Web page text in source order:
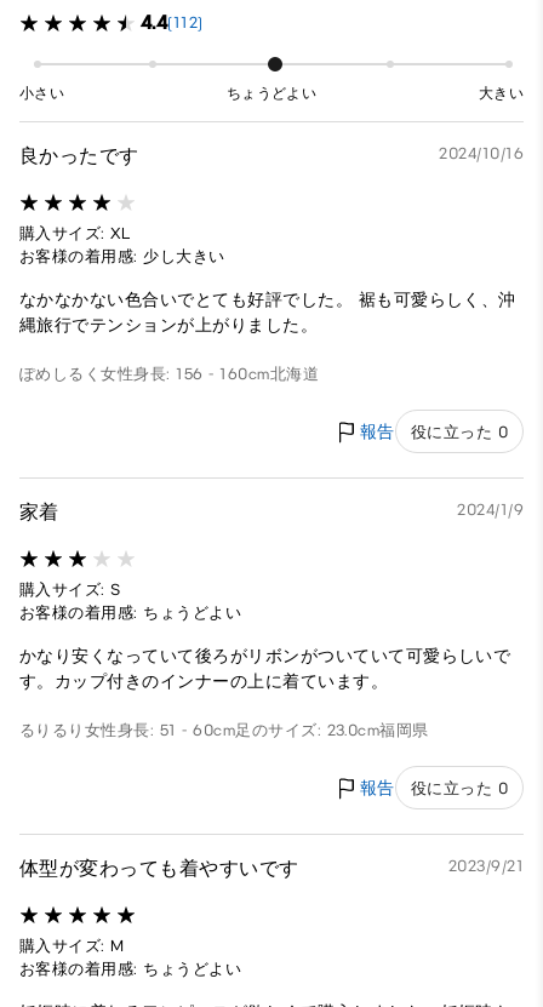
4.4(112)
小さい ちょうどよい 大きい
良かったです 2024/10/16
購入サイズ: XL
お客様の着用感: 少し大きい
なかなかない色合いでとても好評でした。 裾も可愛らしく、沖
縄旅行でテンションが上がりました。
ぽめしるく女性身長: 156 - 160cm北海道
報告 役に立った 0
家着 2024/1/9
購入サイズ: S
お客様の着用感: ちょうどよい
かなり安くなっていて後ろがリボンがついていて可愛らしいで
す。カップ付きのインナーの上に着ています。
るりるり 女性身長: 51 - 60cm足のサイズ: 23.0cm福岡県
報告 役に立った 0
体型が変わっても着やすいです 2023/9/21
購入サイズ: M
お客様の着用感: ちょうどよい